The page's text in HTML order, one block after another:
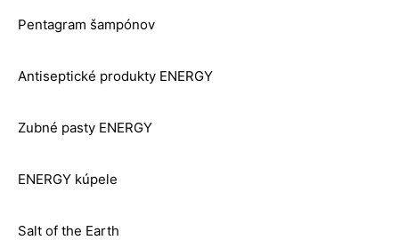
Pentagram šampónov
Antiseptické produkty ENERGY
Zubné pasty ENERGY
ENERGY kúpele
Salt of the Earth